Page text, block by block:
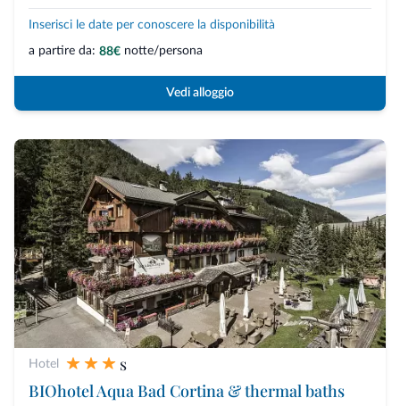
Inserisci le date per conoscere la disponibilità
a partire da: 88€ notte/persona
Vedi alloggio
Hotel
s
BIOhotel Aqua Bad Cortina & thermal baths